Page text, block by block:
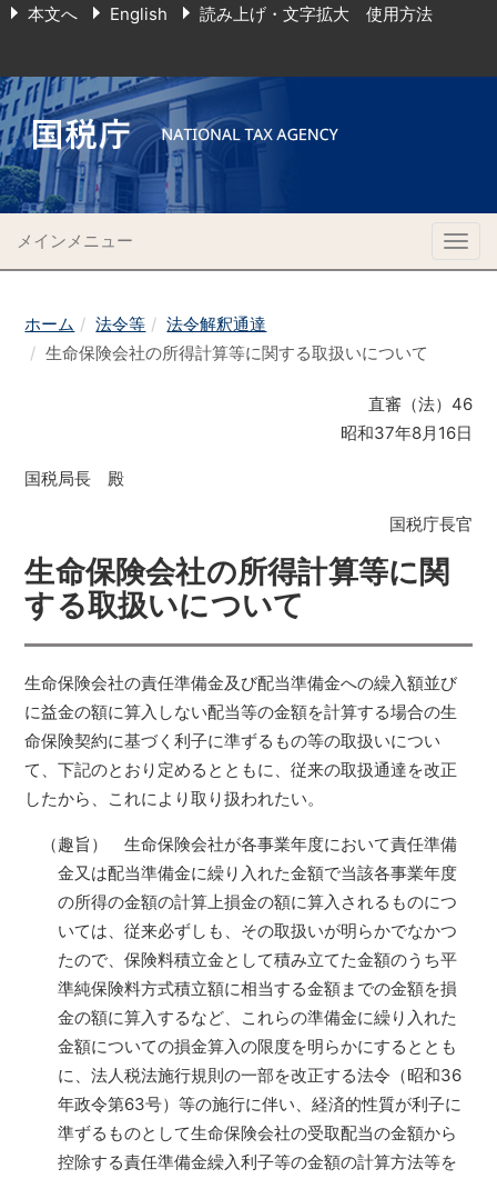
本文へ English 読み上げ・文字拡大 使用方法
メインメニュー
ホーム 法令等
法令解釈通達
生命保険会社の所得計算等に関する取扱いについて
直審（法）46
昭和37年8月16日
国税局長 殿
国税庁長官
生命保険会社の所得計算等に関
する取扱いについて
生命保険会社の責任準備金及び配当準備金への繰入額並び
に益金の額に算入しない配当等の金額を計算する場合の生
命保険契約に基づく利子に準ずるもの等の取扱いについ
て、下記のとおり定めるとともに、従来の取扱通達を改正
したから、これにより取り扱われたい。
（趣旨） 生命保険会社が各事業年度において責任準備
金又は配当準備金に繰り入れた金額で当該各事業年度
の所得の金額の計算上損金の額に算入されるものにつ
いては、従来必ずしも、その取扱いが明らかでなかつ
たので、保険料積立金として積み立てた金額のうち平
準純保険料方式積立額に相当する金額までの金額を損
金の額に算入するなど、これらの準備金に繰り入れた
金額についての損金算入の限度を明らかにするととも
に、法人税法施行規則の一部を改正する法令（昭和36
年政令第63号）等の施行に伴い、経済的性質が利子に
準ずるものとして生命保険会社の受取配当の金額から
控除する責任準備金繰入利子等の金額の計算方法等を